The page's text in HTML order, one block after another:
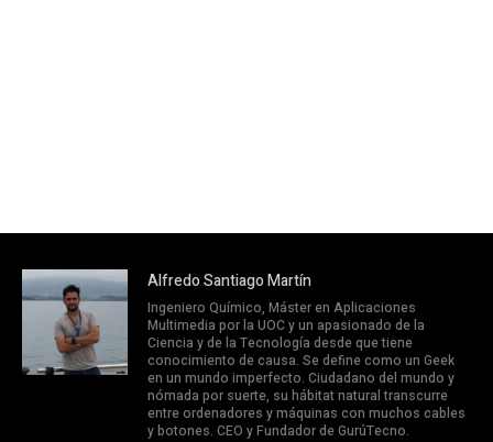
Alfredo Santiago Martín
Ingeniero Químico, Máster en Aplicaciones
Multimedia por la UOC y un apasionado de la
Ciencia y de la Tecnología desde que tiene
conocimiento de causa. Se define como un Geek
en un mundo imperfecto. Ciudadano del mundo y
nómada por suerte, su hábitat natural transcurre
entre ordenadores y máquinas con muchos cables
y botones. CEO y Fundador de GurúTecno.